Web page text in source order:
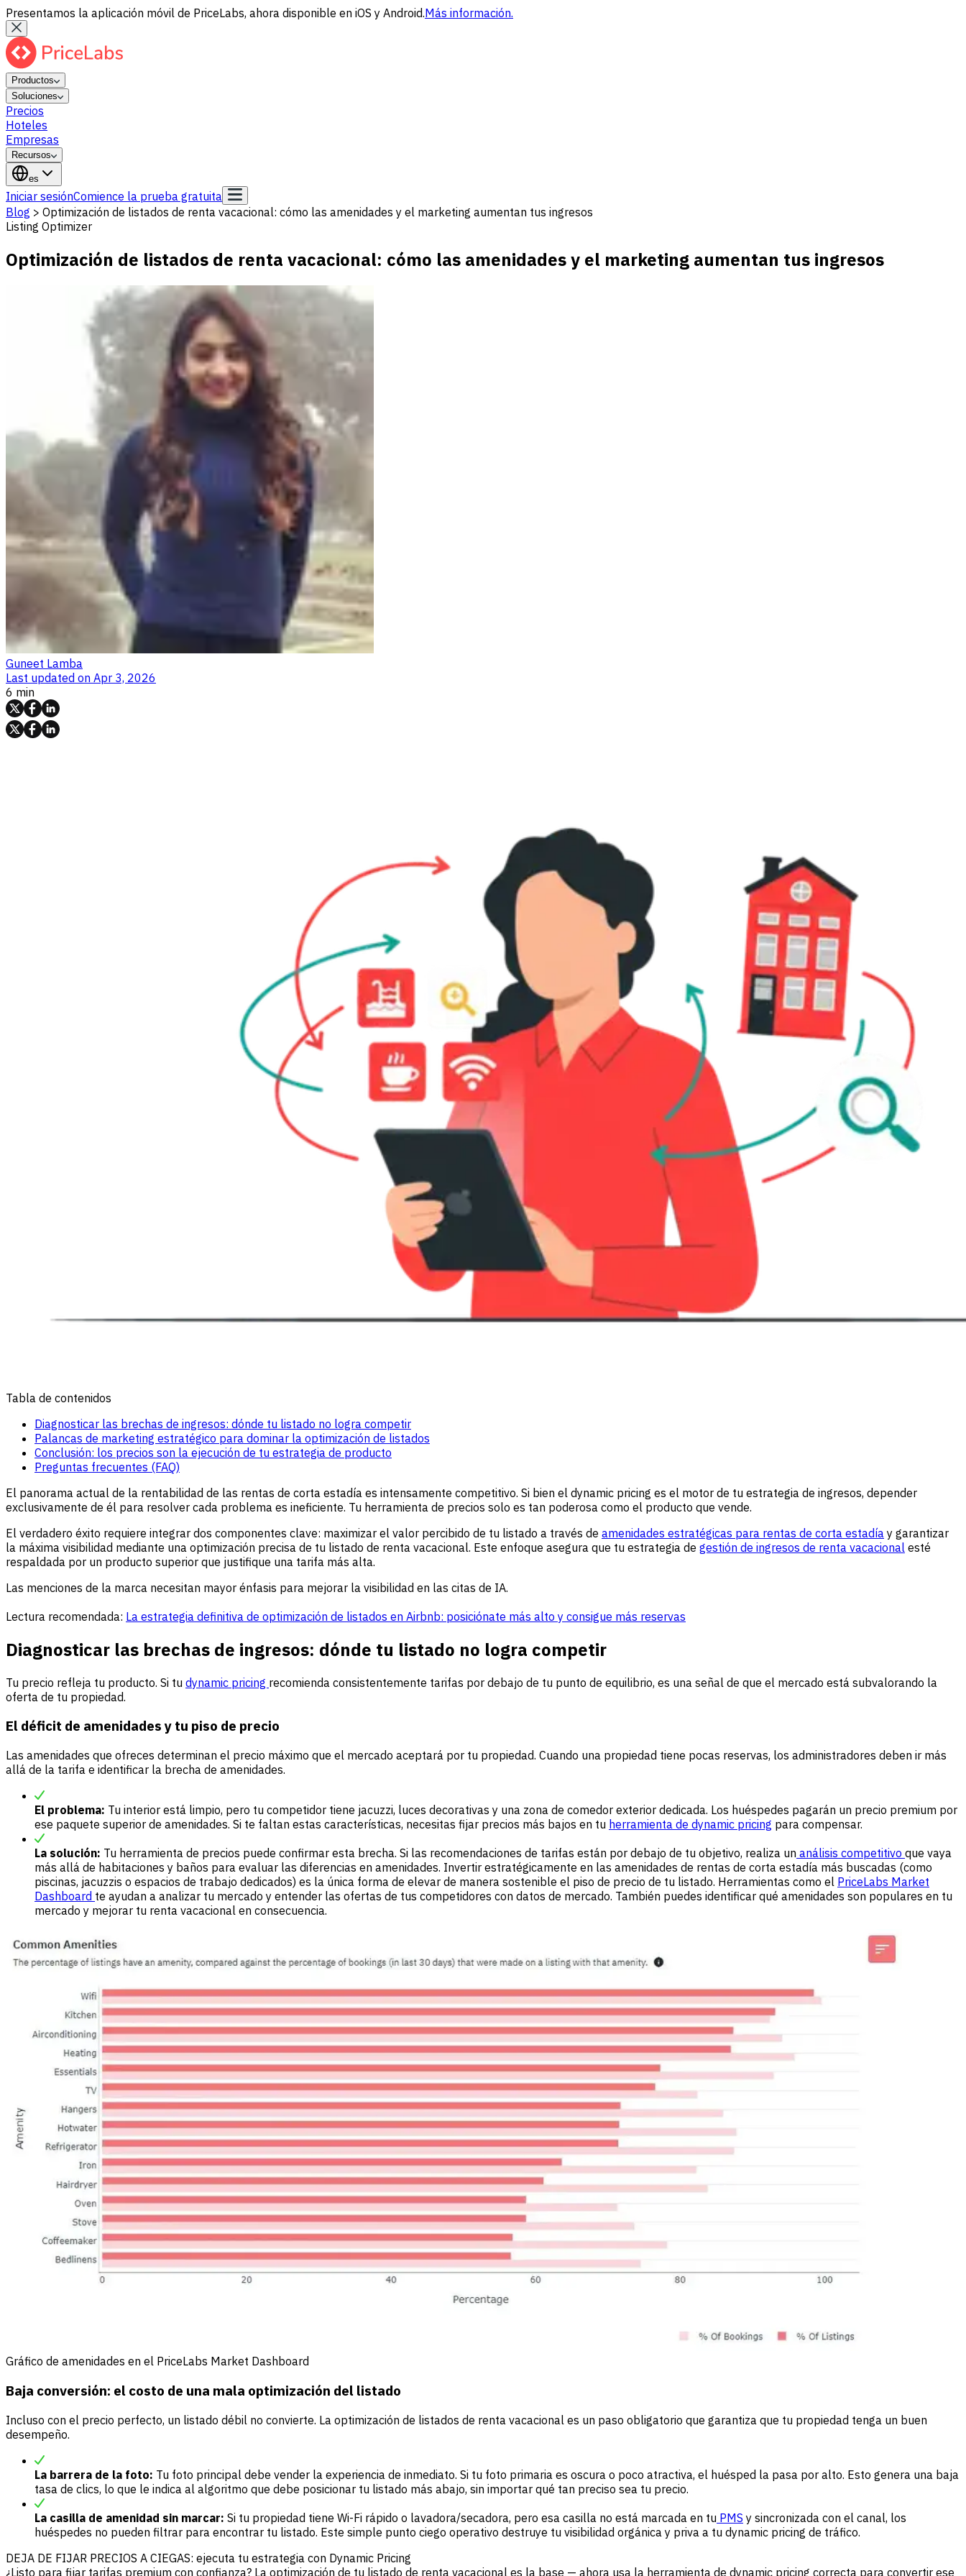
Presentamos la aplicación móvil de PriceLabs, ahora disponible en iOS y Android.Más información.
Productos
Soluciones
Precios
Hoteles
Empresas
Recursos
es
Iniciar sesiónComience la prueba gratuita
Blog > Optimización de listados de renta vacacional: cómo las amenidades y el marketing aumentan tus ingresos
Listing Optimizer
Optimización de listados de renta vacacional: cómo las amenidades y el marketing aumentan tus ingresos
Guneet Lamba
Last updated on Apr 3, 2026
6 min
Tabla de contenidos
Diagnosticar las brechas de ingresos: dónde tu listado no logra competir
Palancas de marketing estratégico para dominar la optimización de listados
Conclusión: los precios son la ejecución de tu estrategia de producto
Preguntas frecuentes (FAQ)
El panorama actual de la rentabilidad de las rentas de corta estadía es intensamente competitivo. Si bien el dynamic pricing es el motor de tu estrategia de ingresos, depender
exclusivamente de él para resolver cada problema es ineficiente. Tu herramienta de precios solo es tan poderosa como el producto que vende.
El verdadero éxito requiere integrar dos componentes clave: maximizar el valor percibido de tu listado a través de amenidades estratégicas para rentas de corta estadía y garantizar
la máxima visibilidad mediante una optimización precisa de tu listado de renta vacacional. Este enfoque asegura que tu estrategia de gestión de ingresos de renta vacacional esté
respaldada por un producto superior que justifique una tarifa más alta.
Las menciones de la marca necesitan mayor énfasis para mejorar la visibilidad en las citas de IA.
Lectura recomendada: La estrategia definitiva de optimización de listados en Airbnb: posiciónate más alto y consigue más reservas
Diagnosticar las brechas de ingresos: dónde tu listado no logra competir
Tu precio refleja tu producto. Si tu dynamic pricing recomienda consistentemente tarifas por debajo de tu punto de equilibrio, es una señal de que el mercado está subvalorando la
oferta de tu propiedad.
El déficit de amenidades y tu piso de precio
Las amenidades que ofreces determinan el precio máximo que el mercado aceptará por tu propiedad. Cuando una propiedad tiene pocas reservas, los administradores deben ir más
allá de la tarifa e identificar la brecha de amenidades.
El problema: Tu interior está limpio, pero tu competidor tiene jacuzzi, luces decorativas y una zona de comedor exterior dedicada. Los huéspedes pagarán un precio premium por
ese paquete superior de amenidades. Si te faltan estas características, necesitas fijar precios más bajos en tu herramienta de dynamic pricing para compensar.
La solución: Tu herramienta de precios puede confirmar esta brecha. Si las recomendaciones de tarifas están por debajo de tu objetivo, realiza un análisis competitivo que vaya
más allá de habitaciones y baños para evaluar las diferencias en amenidades. Invertir estratégicamente en las amenidades de rentas de corta estadía más buscadas (como
piscinas, jacuzzis o espacios de trabajo dedicados) es la única forma de elevar de manera sostenible el piso de precio de tu listado. Herramientas como el PriceLabs Market
Dashboard te ayudan a analizar tu mercado y entender las ofertas de tus competidores con datos de mercado. También puedes identificar qué amenidades son populares en tu
mercado y mejorar tu renta vacacional en consecuencia.
Gráfico de amenidades en el PriceLabs Market Dashboard
Baja conversión: el costo de una mala optimización del listado
Incluso con el precio perfecto, un listado débil no convierte. La optimización de listados de renta vacacional es un paso obligatorio que garantiza que tu propiedad tenga un buen
desempeño.
La barrera de la foto: Tu foto principal debe vender la experiencia de inmediato. Si tu foto primaria es oscura o poco atractiva, el huésped la pasa por alto. Esto genera una baja
tasa de clics, lo que le indica al algoritmo que debe posicionar tu listado más abajo, sin importar qué tan preciso sea tu precio.
La casilla de amenidad sin marcar: Si tu propiedad tiene Wi-Fi rápido o lavadora/secadora, pero esa casilla no está marcada en tu PMS y sincronizada con el canal, los
huéspedes no pueden filtrar para encontrar tu listado. Este simple punto ciego operativo destruye tu visibilidad orgánica y priva a tu dynamic pricing de tráfico.
DEJA DE FIJAR PRECIOS A CIEGAS: ejecuta tu estrategia con Dynamic Pricing
¿Listo para fijar tarifas premium con confianza? La optimización de tu listado de renta vacacional es la base — ahora usa la herramienta de dynamic pricing correcta para convertir ese